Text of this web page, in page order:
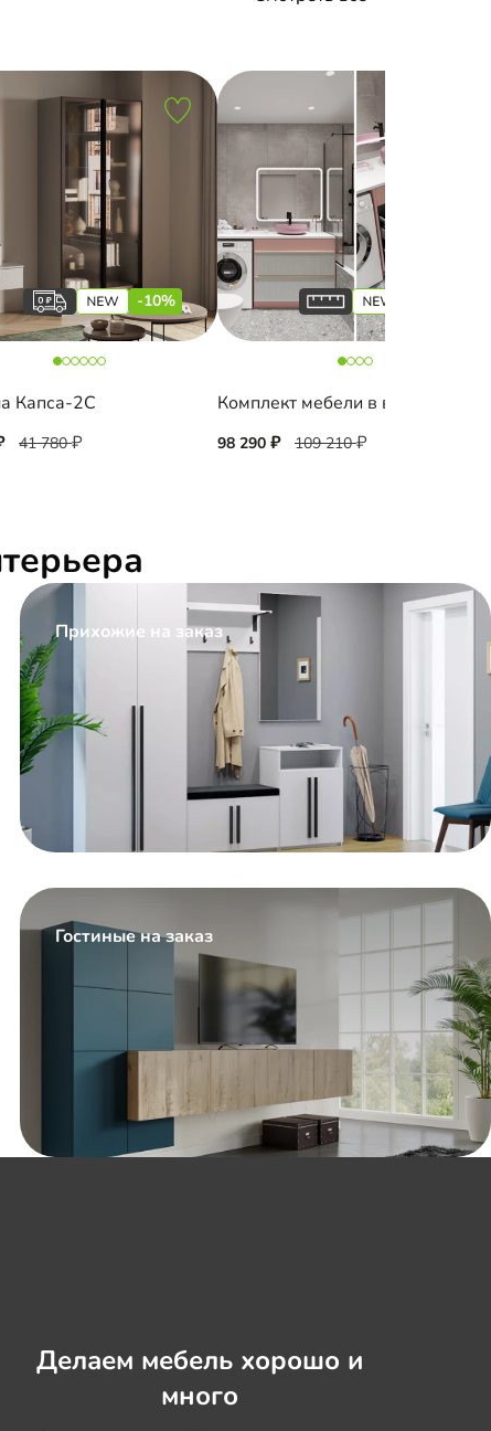
-10%
Капса-2С
41 780 98 290 109 210
Прихожие на заказ
Гостиные на заказ
Делаем мебель хорошо и
много